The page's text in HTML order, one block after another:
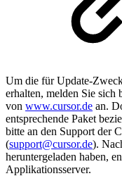
Um die für Update-
erhalten, melden Sie sich
von www.cursor.de an.
entsprechende Paket
bitte an den Support der
(support@cursor.de).
heruntergeladen haben,
Applikationsserver.